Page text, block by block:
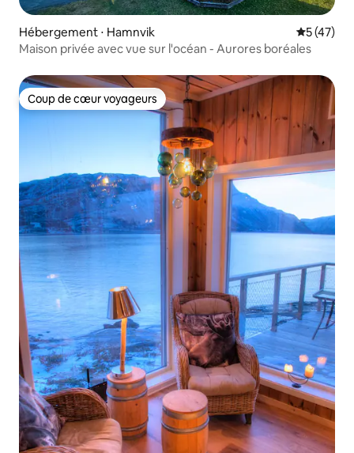
Hébergement ⋅ Hamnvik
5 (47)
Maison privée avec vue sur l'océan - Aurores boréales
Coup de cœur voyageurs
Coup de cœur voyageurs